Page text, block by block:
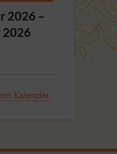
2026 –
2026
Kalender.